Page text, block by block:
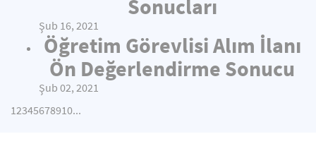
Sonucları
Şub 16, 2021
Öğretim Görevlisi Alım İlanı
Ön Değerlendirme Sonucu
Şub 02, 2021
12345678910...